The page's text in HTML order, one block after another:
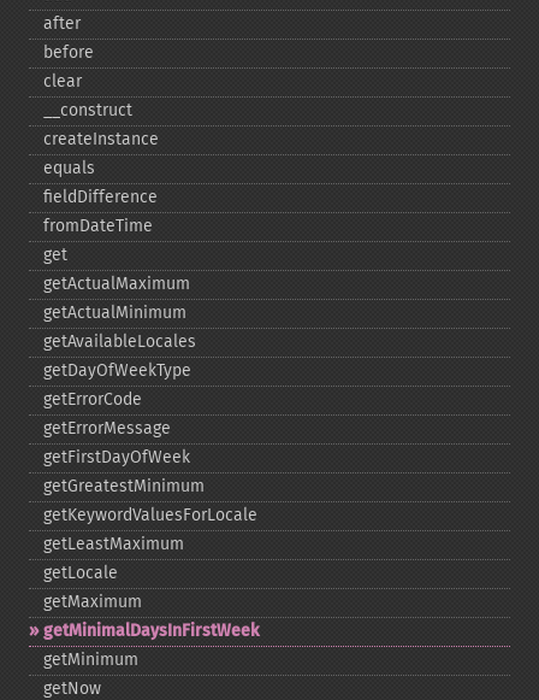
after
before
clear
_​_​construct
createInstance
equals
fieldDifference
fromDateTime
get
getActualMaximum
getActualMinimum
getAvailableLocales
getDayOfWeekType
getErrorCode
getErrorMessage
getFirstDayOfWeek
getGreatestMinimum
getKeywordValuesForLocale
getLeastMaximum
getLocale
getMaximum
getMinimalDaysInFirstWeek
getMinimum
getNow